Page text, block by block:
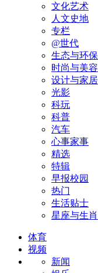
文化艺术
人文史地
专栏
@世代
生态与环保
时尚与美容
设计与家居
光影
科玩
科普
汽车
心事家事
精选
特辑
早报校园
热门
生活贴士
星座与生肖
体育
视频
新闻